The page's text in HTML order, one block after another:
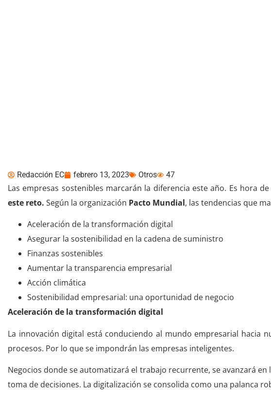
Redacción EC febrero 13, 2023 Otros 47
Las empresas sostenibles marcarán la diferencia este año. Es hora
este reto. Según la organización Pacto Mundial, las tendencias que
Aceleración de la transformación digital
Asegurar la sostenibilidad en la cadena de suministro
Finanzas sostenibles
Aumentar la transparencia empresarial
Acción climática
Sostenibilidad empresarial: una oportunidad de negocio
Aceleración de la transformación digital
La innovación digital está conduciendo al mundo empresarial hacia
procesos. Por lo que se impondrán las empresas inteligentes.
Negocios donde se automatizará el trabajo recurrente, se avanzará
toma de decisiones. La digitalización se consolida como una palanca